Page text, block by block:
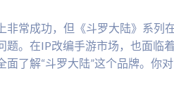
非常成功，但《斗罗大陆》系列
题。在IP改编手游市场，也面临着
面了解“斗罗大陆”这个品牌。你